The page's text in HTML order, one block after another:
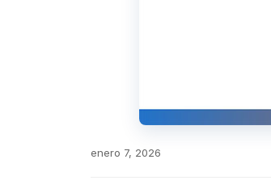
enero 7, 2026